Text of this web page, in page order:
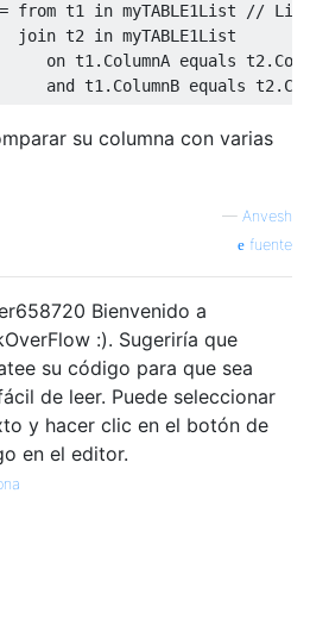
= from t1 in myTABLE1List
//
join t2 in myTABLE1List
on t1
. ColumnA equals t2 .
and t1
. ColumnB equals t2 .
su columna con varias
— Anvesh
fuente
Bienvenido a
:). Sugeriría que
su código para que sea
de leer. Puede seleccionar
y hacer clic en el botón de
en el editor.